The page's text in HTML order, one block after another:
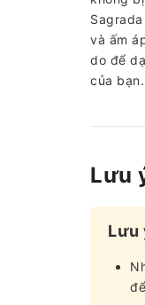
và ấm
do để
của bạn.
Lưu
Lưu